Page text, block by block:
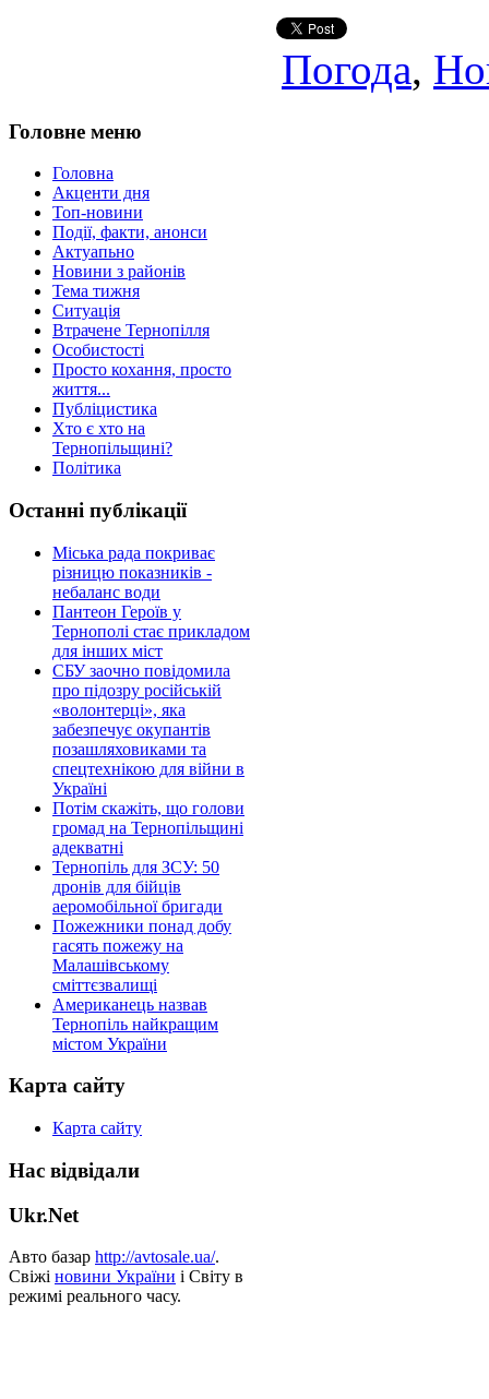
Погода,
Головне меню
Головна
Акценти дня
Топ-новини
Події, факти, анонси
Актуапьно
Новини з районів
Тема тижня
Ситуація
Втрачене Тернопілля
Особистості
Просто кохання, просто
життя...
Публіцистика
Хто є хто на
Тернопільщині?
Політика
Останні публікації
Міська рада покриває
різницю показників -
небаланс води
Пантеон Героїв у
Тернополі стає прикладом
для інших міст
СБУ заочно повідомила
про підозру російській
«волонтерці», яка
забезпечує окупантів
позашляховиками та
спецтехнікою для війни в
Україні
Потім скажіть, що голови
громад на Тернопільщині
адекватні
Тернопіль для ЗСУ: 50
дронів для бійців
аеромобільної бригади
Пожежники понад добу
гасять пожежу на
Малашівському
сміттєзвалищі
Американець назвав
Тернопіль найкращим
містом України
Карта сайту
Карта сайту
Нас відвідали
Ukr.Net
Авто базар http://avtosale.ua/.
Свіжі новини України і Світу в
режимі реального часу.